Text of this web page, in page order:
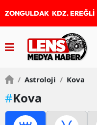
ZONGULDAK KDZ. EREĞLİ
/ Astroloji / Kova
#Kova